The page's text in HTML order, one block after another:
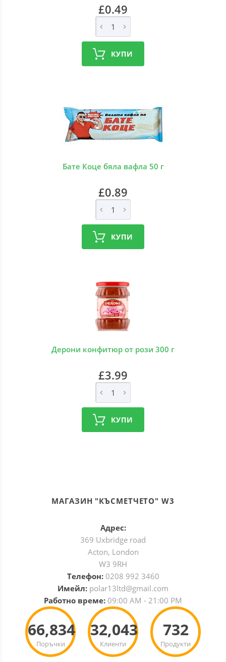
£0.49
КУПИ
Бате Коце бяла вафла 50 г
£0.89
КУПИ
Дерони конфитюр от рози 300 г
£3.99
КУПИ
МАГАЗИН "КЪСМЕТЧЕТО" W3
Адрес:
369 Uxbridge road
Acton, London
W3 9RH
Телефон: 0208 992 3460
Имейл: polar13ltd@gmail.com
Работно време: 09:00 AM - 21:00 PM
Поръчки
66,834
Клиенти
32,043
Продукти
732